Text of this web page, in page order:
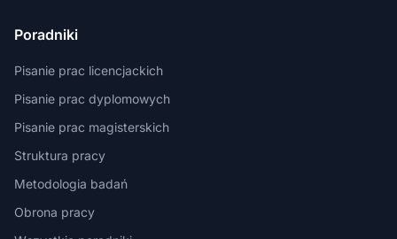
Poradniki
Pisanie prac licencjackich
Pisanie prac dyplomowych
Pisanie prac magisterskich
Struktura pracy
Metodologia badań
Obrona pracy